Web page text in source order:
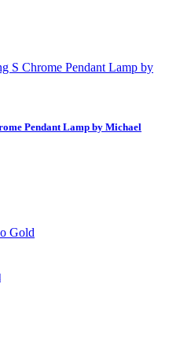
Pendant Lamp by Michael